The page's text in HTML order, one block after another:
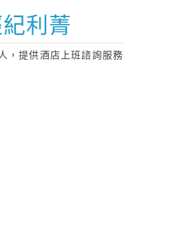
利菁
，提供酒店上班諮詢服務